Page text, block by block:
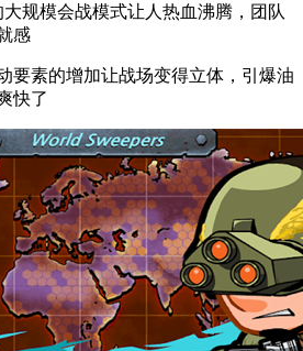
大规模会战模式让人热血沸腾，团队
感
要素的增加让战场变得立体，引爆油
快了